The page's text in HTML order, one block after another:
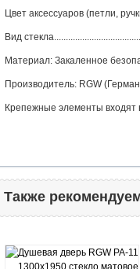
Цвет аксессуаров (петли,
Вид
Материал: Закаленное
Производитель: RGW
Крепежные элементы входят
Также